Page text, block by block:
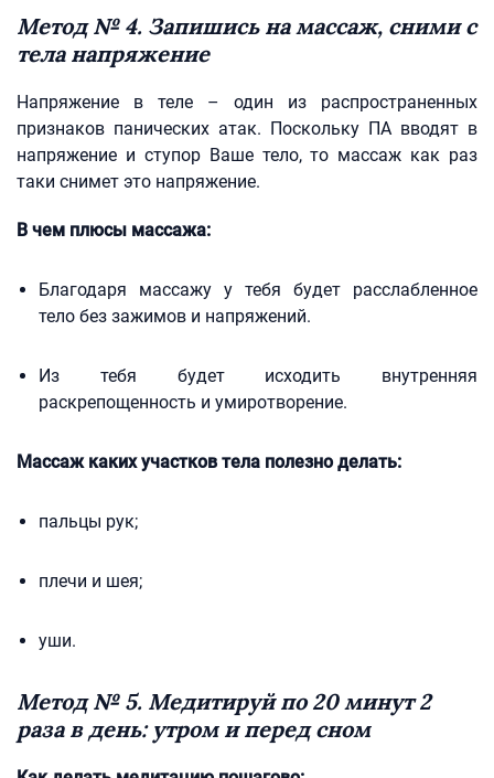
Метод № 4. Запишись на массаж, сними с
тела напряжение
Напряжение в теле – один из распространенных
признаков панических атак. Поскольку ПА вводят в
напряжение и ступор Ваше тело, то массаж как раз
таки снимет это напряжение.
В чем плюсы массажа:
Благодаря массажу у тебя будет расслабленное
тело без зажимов и напряжений.
Из тебя будет исходить внутренняя
раскрепощенность и умиротворение.
Массаж каких участков тела полезно делать:
пальцы рук;
плечи и шея;
уши.
Метод № 5. Медитируй по 20 минут 2
раза в день: утром и перед сном